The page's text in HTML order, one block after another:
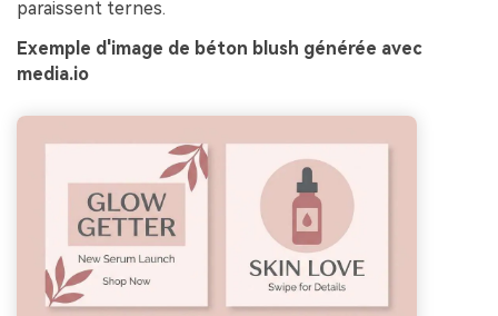
paraissent ternes.
Exemple d'image de béton blush générée avec
media.io